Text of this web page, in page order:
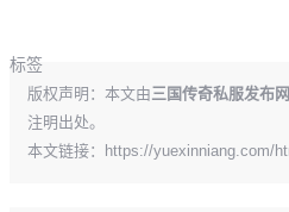
标签
版权声明：本文由三国传奇私服发布网
注明出处。
本文链接：
https://yuexinniang.com/